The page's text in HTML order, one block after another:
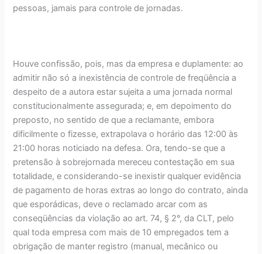
pessoas, jamais para controle de jornadas.
Houve confissão, pois, mas da empresa e duplamente: ao
admitir não só a inexistência de controle de freqüência a
despeito de a autora estar sujeita a uma jornada normal
constitucionalmente assegurada; e, em depoimento do
preposto, no sentido de que a reclamante, embora
dificilmente o fizesse, extrapolava o horário das 12:00 às
21:00 horas noticiado na defesa. Ora, tendo-se que a
pretensão à sobrejornada mereceu contestação em sua
totalidade, e considerando-se inexistir qualquer evidência
de pagamento de horas extras ao longo do contrato, ainda
que esporádicas, deve o reclamado arcar com as
conseqüências da violação ao art. 74, § 2°, da CLT, pelo
qual toda empresa com mais de 10 empregados tem a
obrigação de manter registro (manual, mecânico ou